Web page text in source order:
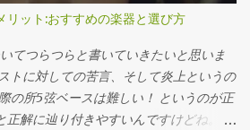
強するのが一番なのです。 なので本サ
ばれる部分に関しては一通り習った後
しか書きません(宣誓)。本当に初学者が
けたら有料コンテンツにします。それ
ではこの後何を書くのかというと、音
広がっているのや？？という所であっ
リット:おすすめの楽器と選び方
てつらつらと書いていきたいと思いま
トに対しての苦言、そして炎上というの
の所5弦ベースは難しい！ というのが正
正解に辿り付きやすいんですけどね。 な